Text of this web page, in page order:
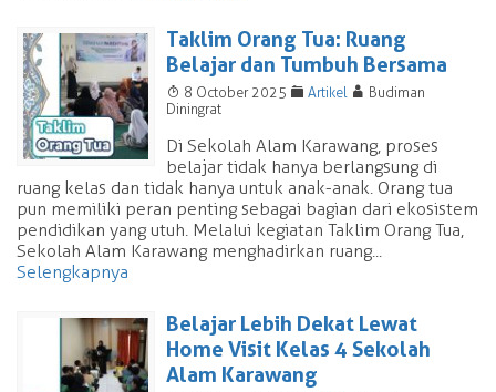
Taklim Orang Tua: Ruang
Belajar dan Tumbuh Bersama
T 8 October 2025 F Artikel A Budiman
Diningrat
Di Sekolah Alam Karawang, proses
belajar tidak hanya berlangsung di
ruang kelas dan tidak hanya untuk anak-anak. Orang tua
pun memiliki peran penting sebagai bagian dari ekosistem
pendidikan yang utuh. Melalui kegiatan Taklim Orang Tua,
Sekolah Alam Karawang menghadirkan ruang...
Selengkapnya
Belajar Lebih Dekat Lewat
Home Visit Kelas 4 Sekolah
Alam Karawang